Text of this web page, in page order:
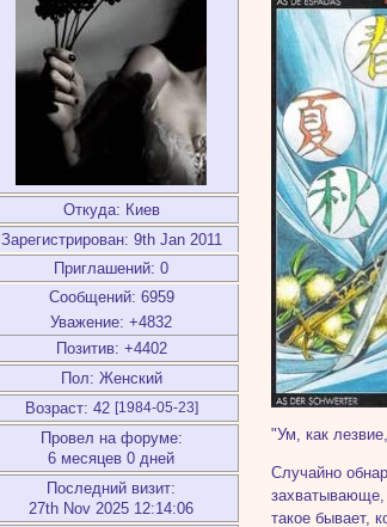
Откуда: Киев
Зарегистрирован: 9th Jan 2011
Приглашений: 0
Сообщений: 6959
Уважение: +4832
Позитив: +4402
Пол: Женский
Возраст: 42 [1984-05-23]
Провел на форуме:
6 месяцев 0 дней
Последний визит:
27th Nov 2025 12:14:06
"Ум, как
Случайно
захватывающе,
такое бывает,